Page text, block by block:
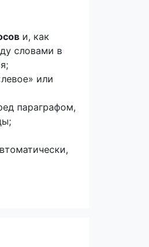
и, как
словами в
или
параграфом,